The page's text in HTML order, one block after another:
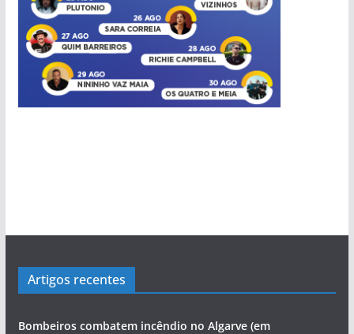
Artigos recentes
Bombeiros combatem incêndio no Algarve (em